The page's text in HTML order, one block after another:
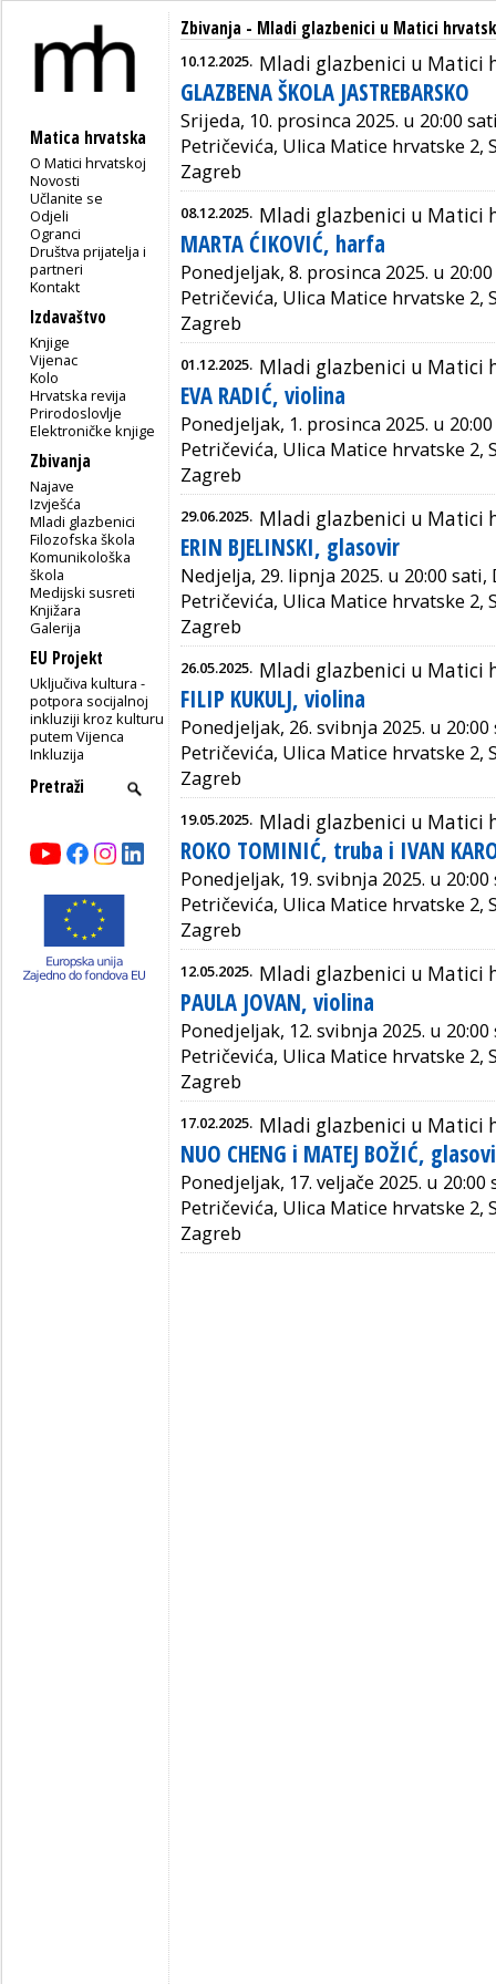
Matica hrvatska
O Matici hrvatskoj
Novosti
Učlanite se
Odjeli
Ogranci
Društva prijatelja i
partneri
Kontakt
Izdavaštvo
Knjige
Vijenac
Kolo
Hrvatska revija
Prirodoslovlje
Elektroničke knjige
Zbivanja
Najave
Izvješća
Mladi glazbenici
Filozofska škola
Komunikološka
škola
Medijski susreti
Knjižara
Galerija
EU Projekt
Uključiva kultura -
potpora socijalnoj
inkluziji kroz kulturu
putem Vijenca
Inkluzija
Zbivanja - Mladi glazbenici u Matici
10.12.2025. Mladi glazbenici u Matici
GLAZBENA ŠKOLA JASTREBARSKO
Srijeda, 10. prosinca 2025. u 20:00
Petričevića, Ulica Matice hrvatske 2,
Zagreb
08.12.2025. Mladi glazbenici u Matici
MARTA ĆIKOVIĆ, harfa
Ponedjeljak, 8. prosinca 2025. u
Petričevića, Ulica Matice hrvatske 2,
Zagreb
01.12.2025. Mladi glazbenici u Matici
EVA RADIĆ, violina
Ponedjeljak, 1. prosinca 2025. u
Petričevića, Ulica Matice hrvatske 2,
Zagreb
29.06.2025. Mladi glazbenici u Matici
ERIN BJELINSKI, glasovir
Nedjelja, 29. lipnja 2025. u 20:00 sati,
Petričevića, Ulica Matice hrvatske 2,
Zagreb
26.05.2025. Mladi glazbenici u Matici
FILIP KUKULJ, violina
Ponedjeljak, 26. svibnja 2025. u
Petričevića, Ulica Matice hrvatske 2,
Zagreb
19.05.2025. Mladi glazbenici u Matici
ROKO TOMINIĆ, truba i IVAN
Ponedjeljak, 19. svibnja 2025. u
Petričevića, Ulica Matice hrvatske 2,
Zagreb
12.05.2025. Mladi glazbenici u Matici
PAULA JOVAN, violina
Ponedjeljak, 12. svibnja 2025. u
Petričevića, Ulica Matice hrvatske 2,
Zagreb
17.02.2025. Mladi glazbenici u Matici
NUO CHENG i MATEJ BOŽIĆ,
Ponedjeljak, 17. veljače 2025. u
Petričevića, Ulica Matice hrvatske 2,
Zagreb